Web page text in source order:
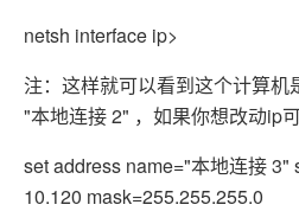
netsh interface ip>
注：这样就可以看到这个计算机
"本地连接 2" ，如果你想改动ip
set address name="本地连接 3"
10.120 mask=255.255.255.0